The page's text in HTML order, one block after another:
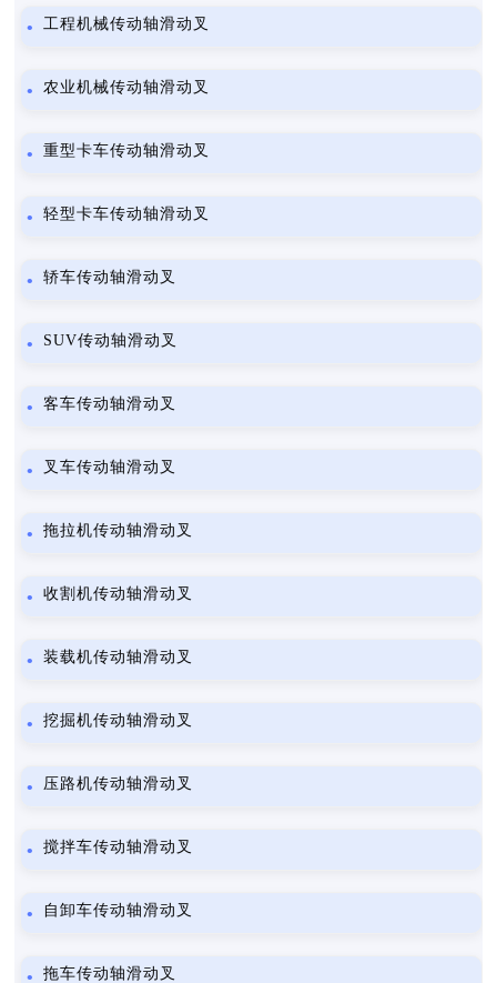
工程机械传动轴滑动叉
农业机械传动轴滑动叉
重型卡车传动轴滑动叉
轻型卡车传动轴滑动叉
轿车传动轴滑动叉
SUV传动轴滑动叉
客车传动轴滑动叉
叉车传动轴滑动叉
拖拉机传动轴滑动叉
收割机传动轴滑动叉
装载机传动轴滑动叉
挖掘机传动轴滑动叉
压路机传动轴滑动叉
搅拌车传动轴滑动叉
自卸车传动轴滑动叉
拖车传动轴滑动叉